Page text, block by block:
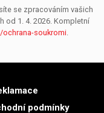
se zpracováním vašich
od 1. 4. 2026. Kompletní
soukromi.
podmínky